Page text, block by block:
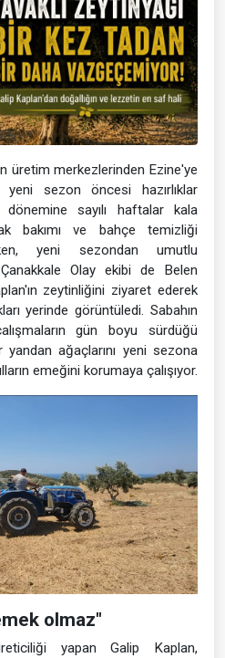
üretim merkezlerinden Ezine'ye
yeni sezon öncesi hazırlıklar
dönemine sayılı haftalar kala
bakımı ve bahçe temizliği
yeni sezondan umutlu
Olay ekibi de Belen
zeytinliğini ziyaret ederek
yerinde görüntüledi. Sabahın
gün boyu sürdüğü
ağaçlarını yeni sezona
emeğini korumaya çalışıyor.
olmaz"
yapan Galip Kaplan,